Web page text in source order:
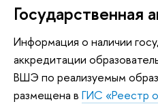
Государственная
Информация о наличии
аккредитации
ВШЭ по реализуемым
размещена в ГИС «Реестр